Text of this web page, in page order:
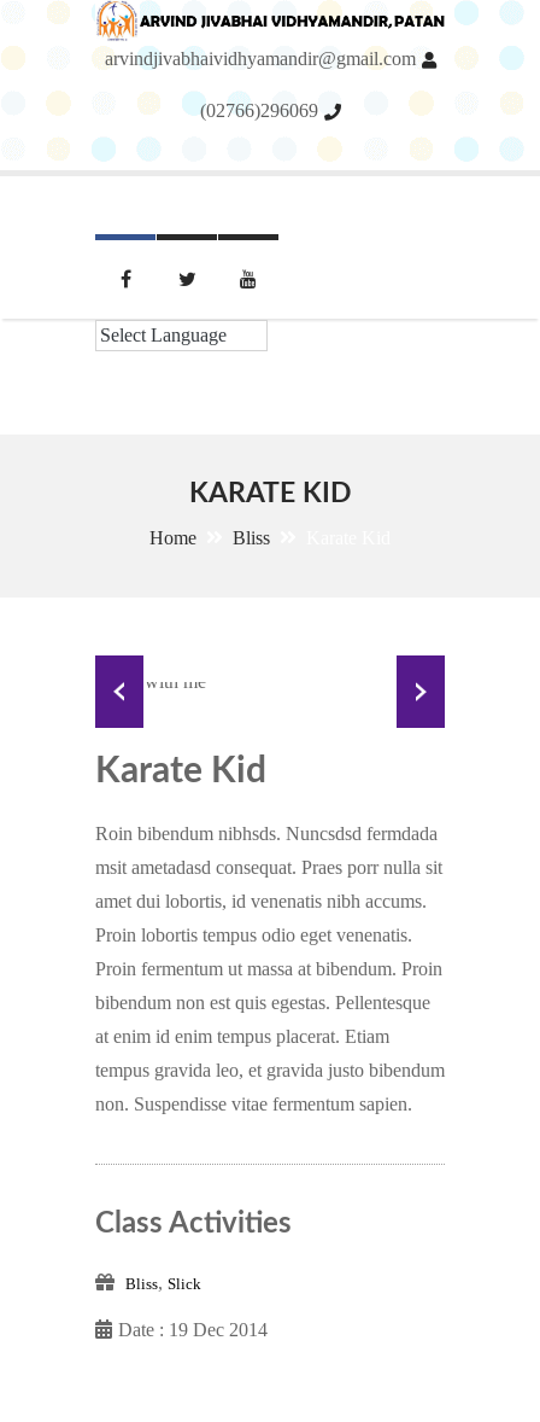
arvindjivabhaividhyamandir@gmail.com
(02766)296069
KARATE KID
Home Bliss
Karate Kid
Roin bibendum nibhsds. Nuncsdsd fermdada
msit ametadasd consequat. Praes porr nulla sit
amet dui lobortis, id venenatis nibh accums.
Proin lobortis tempus odio eget venenatis.
Proin fermentum ut massa at bibendum. Proin
bibendum non est quis egestas. Pellentesque
at enim id enim tempus placerat. Etiam
tempus gravida leo, et gravida justo bibendum
non. Suspendisse vitae fermentum sapien.
Class Activities
Bliss, Slick
Date : 19 Dec 2014